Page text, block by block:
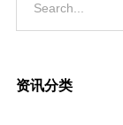
Search...
资讯分类